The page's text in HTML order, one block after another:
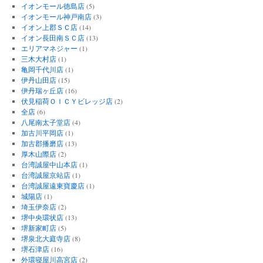
イオンモール徳島店(5)
イオンモール神戸南店(3)
イオン上郡ＳＣ店(14)
イオン長田南ＳＣ店(13)
エリアマネジャー (1)
三木大村店(1)
亀岡千代川店(1)
伊丹山田店(15)
伊丹瑞ヶ丘店(16)
伏見稲荷ＯＩＣＹビレッジ店(2)
全店(6)
八尾南太子堂店(4)
加古川平岡店(1)
加古郡播磨店(13)
厚木山際店(2)
台湾誠屋中山本店(1)
台湾誠屋京站店(1)
台湾誠屋遠東寶慶店(1)
城陽店(1)
埼玉伊奈店(2)
堺中央環状店(13)
堺新家町店(5)
堺泉北大庭寺店(8)
堺石津店(16)
外環寝屋川高宮店(2)